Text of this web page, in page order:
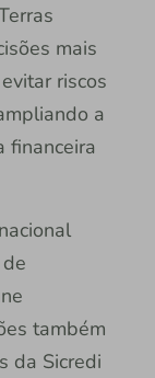
mais
riscos
a
financeira
também
da Sicredi